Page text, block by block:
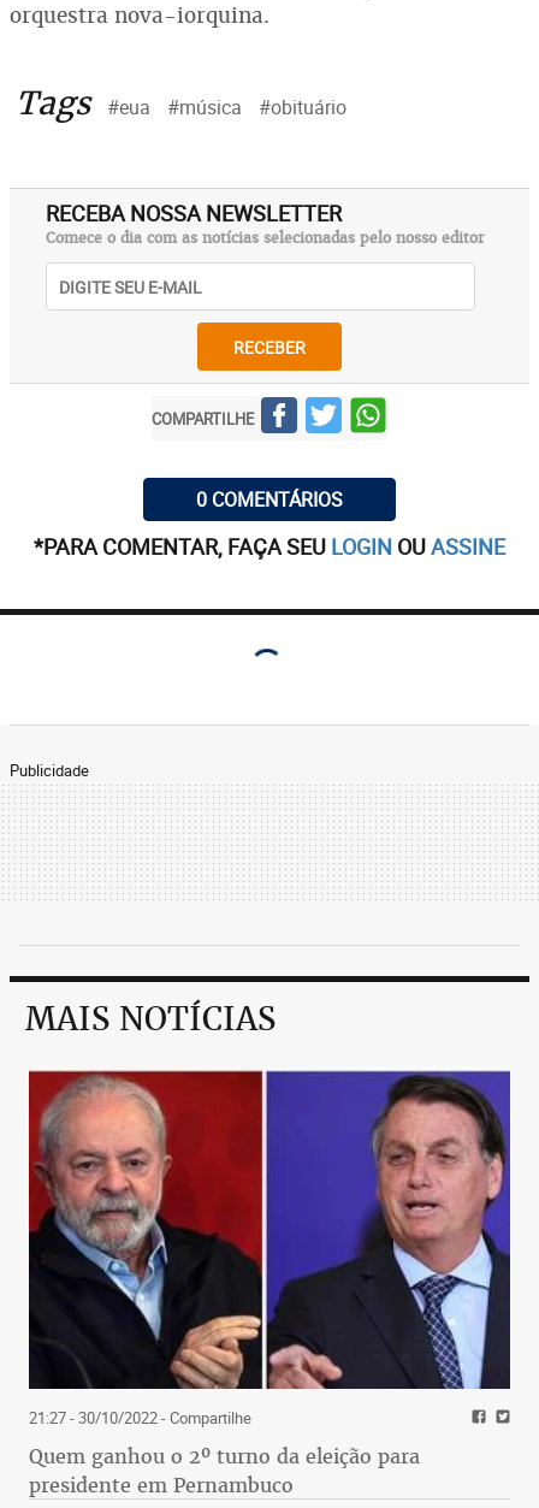
orquestra nova-iorquina.
Tags #eua #música #obituário
RECEBA NOSSA NEWSLETTER
Comece o dia com as notícias selecionadas pelo nosso editor
RECEBER
COMPARTILHE
0 COMENTÁRIOS
*PARA COMENTAR, FAÇA SEU LOGIN OUASSINE
Publicidade
MAIS NOTÍCIAS
21:27 - 30/10/2022- Compartilhe
Quem ganhou o 2º turno da eleição para
presidente em Pernambuco